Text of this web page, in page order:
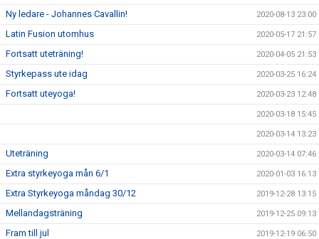
Ny ledare - Johannes Cavallin! 2020-08-13 23:00
Latin Fusion utomhus 2020-05-17 21:57
Fortsatt uteträning! 2020-04-05 21:53
Styrkepass ute idag 2020-03-25 16:24
Fortsatt uteyoga! 2020-03-23 12:48
2020-03-18 15:45
2020-03-14 13:23
Uteträning 2020-03-14 07:46
Extra styrkeyoga mån 6/1 2020-01-03 16:13
Extra Styrkeyoga måndag 30/12 2019-12-28 13:15
Mellandagsträning 2019-12-25 09:13
Fram till jul 2019-12-19 06:50